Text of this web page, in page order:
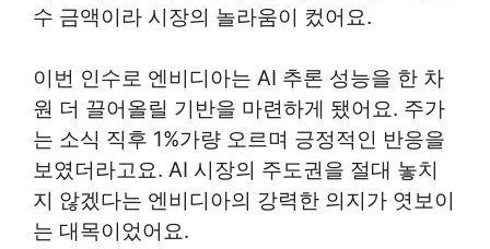
수 금액이라 시장의 놀라움이 컸어요.
이번 인수로 엔비디아는 AI 추론 성능을 한 차
원 더 끌어올릴 기반을 마련하게 됐어요. 주가
는 소식 직후 1%가량 오르며 긍정적인 반응을
보였더라고요. AI 시장의 주도권을 절대 놓치
지 않겠다는 엔비디아의 강력한 의지가 엿보이
는 대목이었어요.